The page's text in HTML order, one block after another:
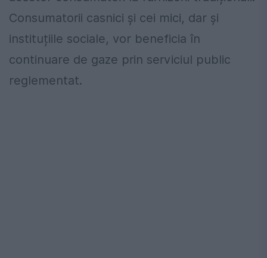
Consumatorii casnici și cei mici, dar și
instituțiile sociale, vor beneficia în
continuare de gaze prin serviciul public
reglementat.